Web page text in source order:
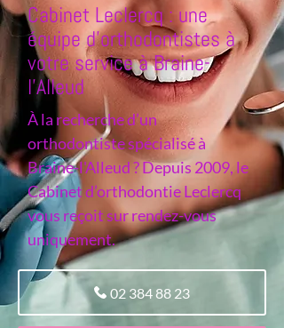
Cabinet Leclercq : une
équipe d’orthodontistes à
votre service à Braine-
l'Alleud
À la recherche d’un
orthodontiste spécialisé à
Braine-l'Alleud ? Depuis 2009, le
Cabinet d’orthodontie Leclercq
vous reçoit sur rendez-vous
uniquement.
02 384 88 23